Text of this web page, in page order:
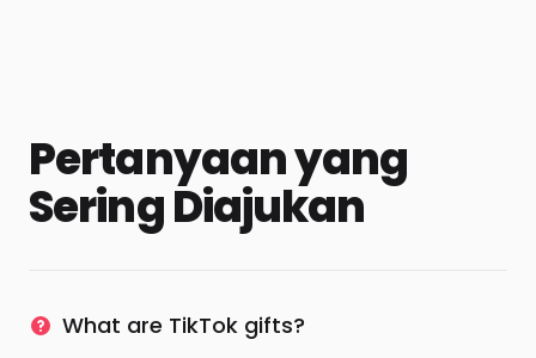
Pertanyaan yang
Sering Diajukan
What are TikTok gifts?